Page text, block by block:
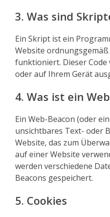
3. Was sind
Ein Skript ist ein
Website
funktioniert. Dieser
oder auf Ihrem Gerät
4. Was ist ein
Ein Web-Beacon (oder
unsichtbares Text- oder
Website, das zum
auf einer Website
werden verschiedene
Beacons gespeichert.
5. Cookies